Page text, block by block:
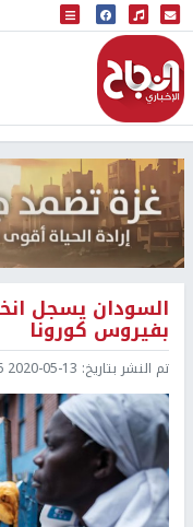
البث المباشر
إذاعة النجاح
السودان يسجل
بفيروس كورونا
تم النشر بتاريخ: 2020-05-13 09:36